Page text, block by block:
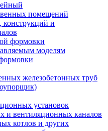
помещений
и
формовки
моделям
железобетонных труб
установок
и вентиляционных каналов
котлов и других